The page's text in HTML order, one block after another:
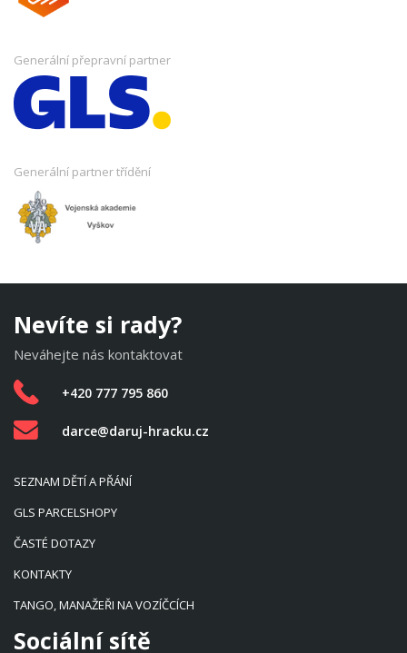
Generální přepravní partner
Generální partner třídění
Nevíte si rady?
Neváhejte nás kontaktovat
+420 777 795 860
darce@daruj-hracku.cz
SEZNAM DĚTÍ A PŘÁNÍ
GLS PARCELSHOPY
ČASTÉ DOTAZY
KONTAKTY
TANGO, MANAŽEŘI NA VOZÍČCÍCH
Sociální sítě